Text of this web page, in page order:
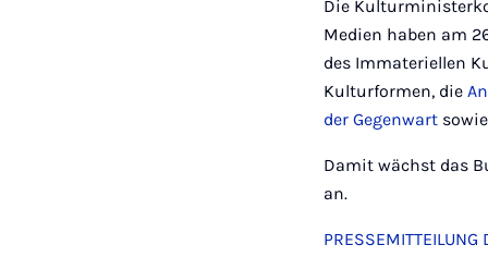
Die
Medien haben am
des Immateriellen
Kulturformen, die
der Gegenwart
Damit wächst das
an.